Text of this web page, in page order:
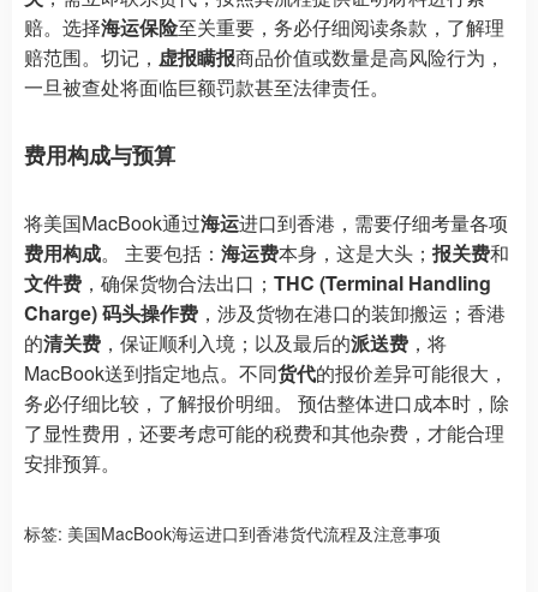
赔。选择海运保险至关重要，务必仔细阅读条款，了解理
赔范围。切记， 虚报瞒报商品价值或数量是高风险行为，
一旦被查处将面临巨额罚款甚至法律责任。
费用构成与预算
将美国MacBook通过海运进口到香港，需要仔细考量各项
费用构成。 主要包括： 海运费本身，这是大头； 报关费和
文件费 ，确保货物合法出口； THC (Terminal Handling
Charge) 码头操作费 ，涉及货物在港口的装卸搬运；香港
的清关费 ，保证顺利入境；以及最后的派送费 ，将
MacBook送到指定地点。不同货代的报价差异可能很大，
务必仔细比较，了解报价明细。 预估整体进口成本时，除
了显性费用，还要考虑可能的税费和其他杂费，才能合理
安排预算。
标签: 美国MacBook海运进口到香港货代流程及注意事项